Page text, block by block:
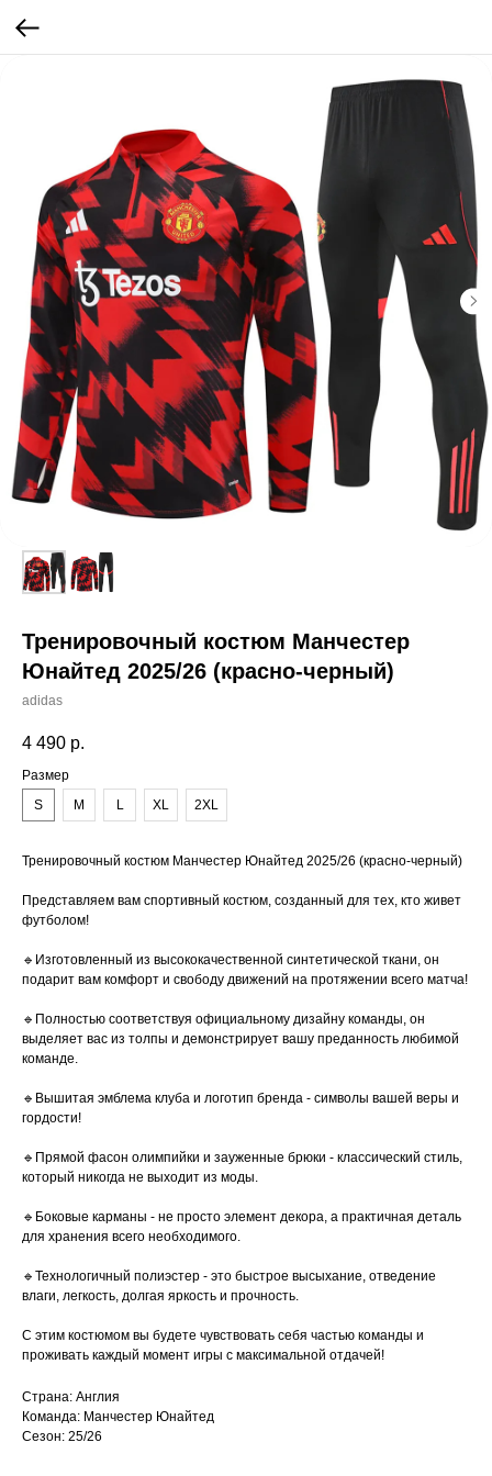
Тренировочный костюм Манчестер
Юнайтед 2025/26 (красно-черный)
adidas
4 490 р.
Размер
S
M L XL 2XL
Тренировочный костюм Манчестер Юнайтед 2025/26 (красно-черный)
Представляем вам спортивный костюм, созданный для тех, кто живет
футболом!
🔹Изготовленный из высококачественной синтетической ткани, он
подарит вам комфорт и свободу движений на протяжении всего матча!
🔹Полностью соответствуя официальному дизайну команды, он
выделяет вас из толпы и демонстрирует вашу преданность любимой
команде.
🔹Вышитая эмблема клуба и логотип бренда - символы вашей веры и
гордости!
🔹Прямой фасон олимпийки и зауженные брюки - классический стиль,
который никогда не выходит из моды.
🔹Боковые карманы - не просто элемент декора, а практичная деталь
для хранения всего необходимого.
🔹Технологичный полиэстер - это быстрое высыхание, отведение
влаги, легкость, долгая яркость и прочность.
С этим костюмом вы будете чувствовать себя частью команды и
проживать каждый момент игры с максимальной отдачей!
Страна: Англия
Команда: Манчестер Юнайтед
Сезон: 25/26